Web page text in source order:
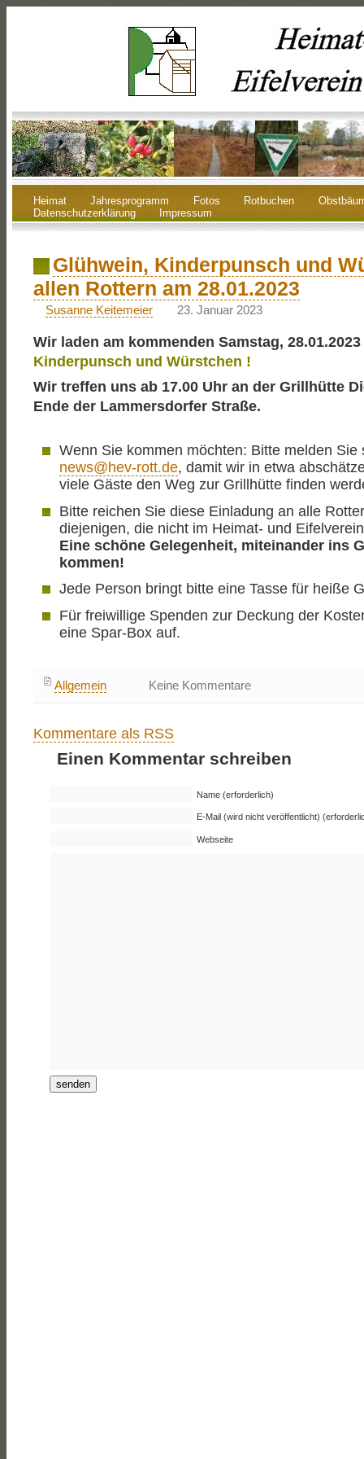
Heimat Jahresprogramm Fotos Rotbuchen
Datenschutzerklärung
Impressum
Glühwein, Kinderpunsch und
allen Rottern am 28.01.2023
Susanne Keitemeier 23. Januar 2023
Wir laden am kommenden Samstag,
Kinderpunsch und Würstchen !
Wir treffen uns ab 17.00 Uhr an der Grillhütte
Ende der Lammersdorfer Straße.
Wenn Sie kommen möchten: Bitte melden Sie
news@hev-rott.de, damit wir in etwa
viele Gäste den Weg zur Grillhütte finden
Bitte reichen Sie diese Einladung an alle
diejenigen, die nicht im Heimat- und
Eine schöne Gelegenheit, miteinander ins
kommen!
Jede Person bringt bitte eine Tasse für heiße
Für freiwillige Spenden zur Deckung der
eine Spar-Box auf.
Allgemein Keine Kommentare
Kommentare als RSS
Einen Kommentar schreiben
Name (erforderlich)
E-Mail (wird nicht veröffentlicht)
Webseite